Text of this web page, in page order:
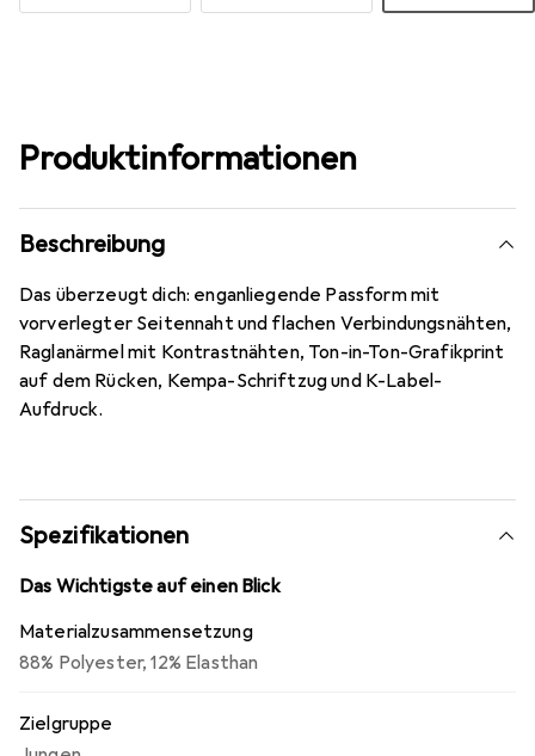
Produktinformationen
Beschreibung
Das überzeugt dich: enganliegende Passform mit
vorverlegter Seitennaht und flachen Verbindungsnähten,
Raglanärmel mit Kontrastnähten, Ton-in-Ton-Grafikprint
auf dem Rücken, Kempa-Schriftzug und K-Label-
Aufdruck.
Spezifikationen
Das Wichtigste auf einen Blick
Materialzusammensetzung
88% Polyester, 12% Elasthan
Zielgruppe